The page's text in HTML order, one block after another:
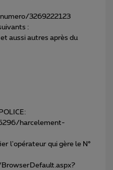
3269222123
:
aussi autres après du
harcelement-
l'opérateur qui gère le N°